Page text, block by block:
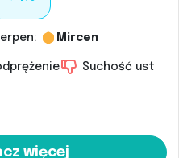
Mircen
Suchość ust
więcej